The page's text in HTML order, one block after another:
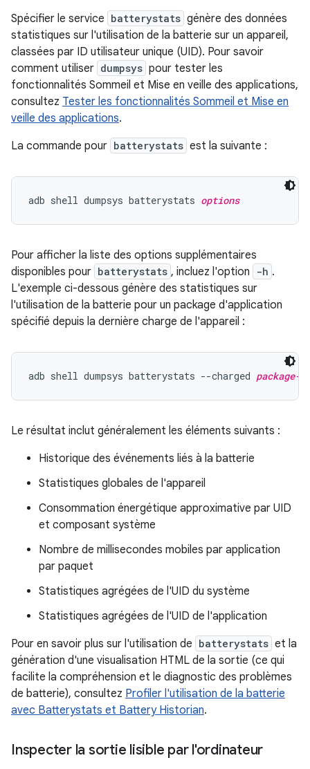
Spécifier le service batterystats génère des données
statistiques sur l'utilisation de la batterie sur un appareil,
classées par ID utilisateur unique (UID). Pour savoir
comment utiliser dumpsys pour tester les
fonctionnalités Sommeil et Mise en veille des applications,
consultez Tester les fonctionnalités Sommeil et Mise en
veille des applications.
La commande pour batterystats est la suivante :
adb shell dumpsys batterystats options
Pour afficher la liste des options supplémentaires
disponibles pour batterystats , incluez l'option -h .
L'exemple ci-dessous génère des statistiques sur
l'utilisation de la batterie pour un package d'application
spécifié depuis la dernière charge de l'appareil :
adb shell dumpsys batterystats --charged package-
Le résultat inclut généralement les éléments suivants :
Historique des événements liés à la batterie
Statistiques globales de l'appareil
Consommation énergétique approximative par UID
et composant système
Nombre de millisecondes mobiles par application
par paquet
Statistiques agrégées de l'UID du système
Statistiques agrégées de l'UID de l'application
Pour en savoir plus sur l'utilisation de batterystats et la
génération d'une visualisation HTML de la sortie (ce qui
facilite la compréhension et le diagnostic des problèmes
de batterie), consultez Profiler l'utilisation de la batterie
avec Batterystats et Battery Historian.
Inspecter la sortie lisible par l'ordinateur